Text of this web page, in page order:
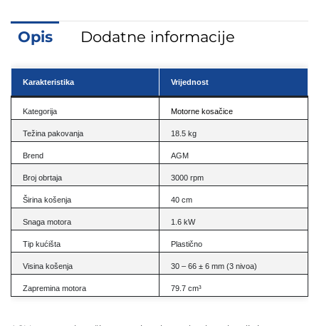
Opis Dodatne informacije
Karakteristika Vrijednost
Kategorija Motorne kosačice
Težina pakovanja 18.5 kg
Brend AGM
Broj obrtaja 3000 rpm
Širina košenja 40 cm
Snaga motora 1.6 kW
Tip kućišta Plastično
Visina košenja 30 – 66 ± 6 mm (3 nivoa)
Zapremina motora 79.7 cm³